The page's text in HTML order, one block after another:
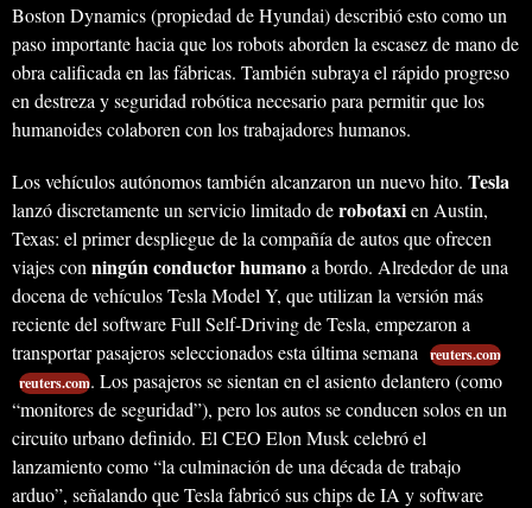
Boston Dynamics (propiedad de Hyundai) describió esto como un
paso importante hacia que los robots aborden la escasez de mano de
obra calificada en las fábricas. También subraya el rápido progreso
en destreza y seguridad robótica necesario para permitir que los
humanoides colaboren con los trabajadores humanos.
Los vehículos autónomos también alcanzaron un nuevo hito. Tesla
lanzó discretamente un servicio limitado derobotaxien Austin,
Texas: el primer despliegue de la compañía de autos que ofrecen
viajes con ningún conductor humanoa bordo. Alrededor de una
docena de vehículos Tesla Model Y, que utilizan la versión más
reciente del software Full Self-Driving de Tesla, empezaron a
transportar pasajeros seleccionados esta última semana
reuters.com
reuters.com. Los pasajeros se sientan en el asiento delantero (como
“monitores de seguridad”), pero los autos se conducen solos en un
circuito urbano definido. El CEO Elon Musk celebró el
lanzamiento como “la culminación de una década de trabajo
arduo”, señalando que Tesla fabricó sus chips de IA y software